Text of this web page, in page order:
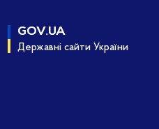
GOV.UA
Державні сайти України